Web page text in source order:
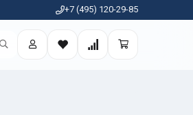
+7 (495) 120-29-85